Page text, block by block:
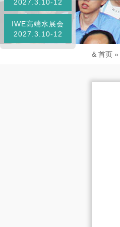
2027.3.10-12
IWE高端水展会
2027.3.10-12
& 首页 »